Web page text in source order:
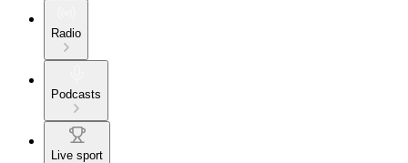
Radio
Podcasts
Live sport